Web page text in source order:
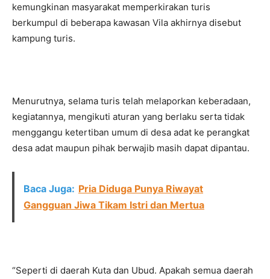
kemungkinan masyarakat memperkirakan turis
berkumpul di beberapa kawasan Vila akhirnya disebut
kampung turis.
Menurutnya, selama turis telah melaporkan keberadaan,
kegiatannya, mengikuti aturan yang berlaku serta tidak
menggangu ketertiban umum di desa adat ke perangkat
desa adat maupun pihak berwajib masih dapat dipantau.
Baca Juga: Pria Diduga Punya Riwayat
Gangguan Jiwa Tikam Istri dan Mertua
“Seperti di daerah Kuta dan Ubud. Apakah semua daerah